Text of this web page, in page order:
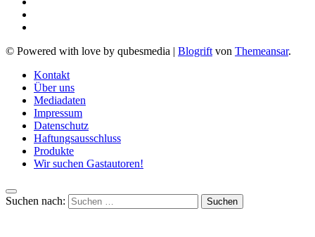
© Powered with love by qubesmedia | Blogrift von Themeansar.
Kontakt
Über uns
Mediadaten
Impressum
Datenschutz
Haftungsausschluss
Produkte
Wir suchen Gastautoren!
Suchen nach: